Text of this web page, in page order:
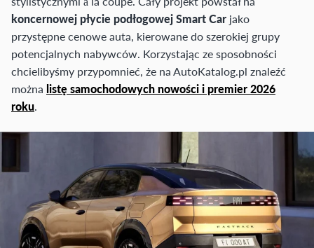
koncernowej płycie podłogowej Smart Car jako
przystępne cenowe auta, kierowane do szerokiej grupy
potencjalnych nabywców. Korzystając ze sposobności
chcielibyśmy przypomnieć, że na AutoKatalog.pl znaleźć
można listę samochodowych nowości i premier 2026
roku.